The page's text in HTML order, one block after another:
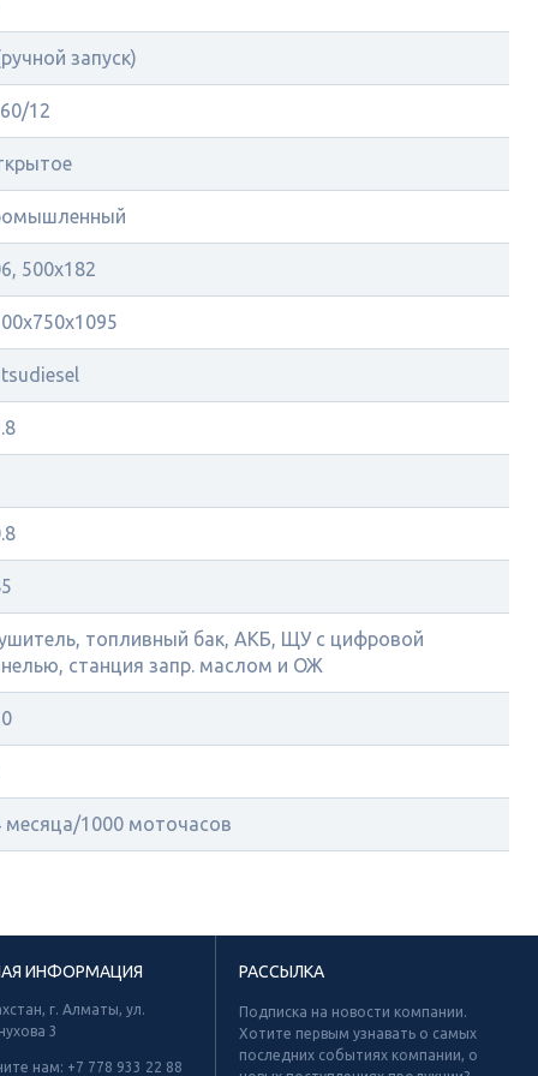
запуск)
12
500х182
топливный бак, АКБ, ЩУ с цифровой
станция запр. маслом и ОЖ
месяца/1000 моточасов
ИНФОРМАЦИЯ
г. Алматы, ул.
3
нам: +7 778 933 22 88
РАССЫЛКА
Подписка на новости компании.
Хотите первым узнавать о самых
последних событиях компании, о